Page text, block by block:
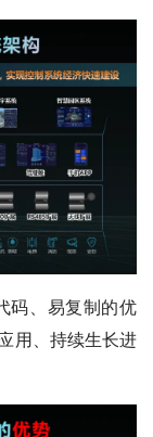
码、易复制的优
用、持续生长进